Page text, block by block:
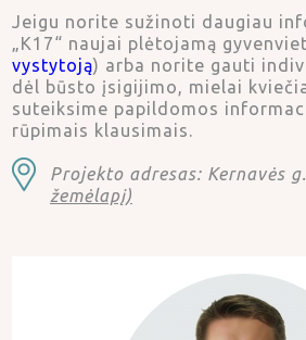
Jeigu norite sužinoti daugiau
„K17“ naujai plėtojamą
vystytoją) arba norite gauti
dėl būsto įsigijimo, mielai
suteiksime papildomos
rūpimais klausimais.
Projekto adresas: Kernavės
žemėlapį)